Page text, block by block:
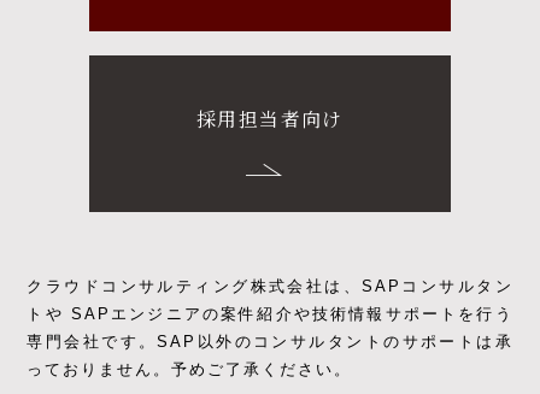
採用担当者向け
クラウドコンサルティング株式会社は、SAPコンサルタン
トや SAPエンジニアの案件紹介や技術情報サポートを行う
専門会社です。SAP以外のコンサルタントのサポートは承
っておりません。予めご了承ください。